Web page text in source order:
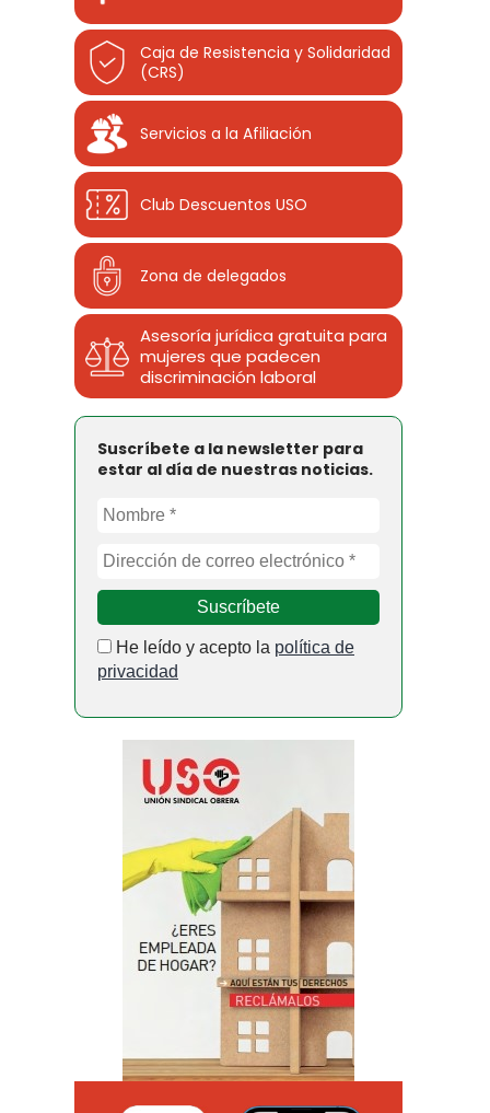
Caja de Resistencia y Solidaridad
(CRS)
Servicios a la Afiliación
Club Descuentos USO
Zona de delegados
Asesoría jurídica gratuita para
mujeres que padecen
discriminación laboral
Suscríbete a la newsletter para
estar al día de nuestras noticias.
He leído y acepto la política de
privacidad